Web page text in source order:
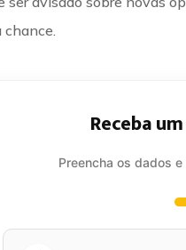
Receba
Preencha os dados